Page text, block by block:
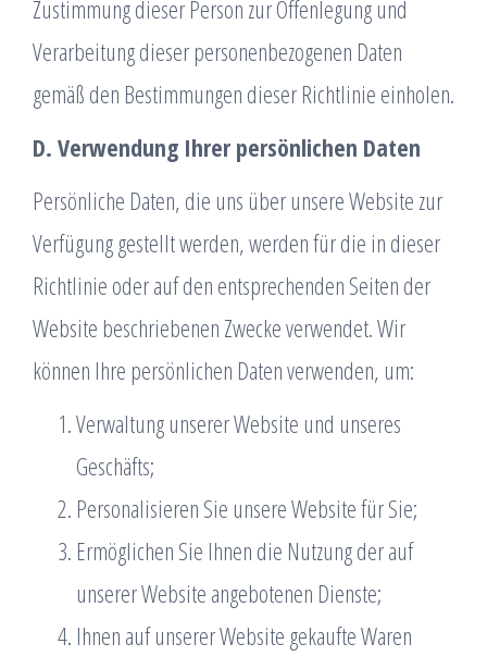
Zustimmung dieser Person zur Offenlegung und
Verarbeitung dieser personenbezogenen Daten
gemäß den Bestimmungen dieser Richtlinie einholen.
D. Verwendung Ihrer persönlichen Daten
Persönliche Daten, die uns über unsere Website zur
Verfügung gestellt werden, werden für die in dieser
Richtlinie oder auf den entsprechenden Seiten der
Website beschriebenen Zwecke verwendet. Wir
können Ihre persönlichen Daten verwenden, um:
Verwaltung unserer Website und unseres
Geschäfts;
Personalisieren Sie unsere Website für Sie;
Ermöglichen Sie Ihnen die Nutzung der auf
unserer Website angebotenen Dienste;
Ihnen auf unserer Website gekaufte Waren